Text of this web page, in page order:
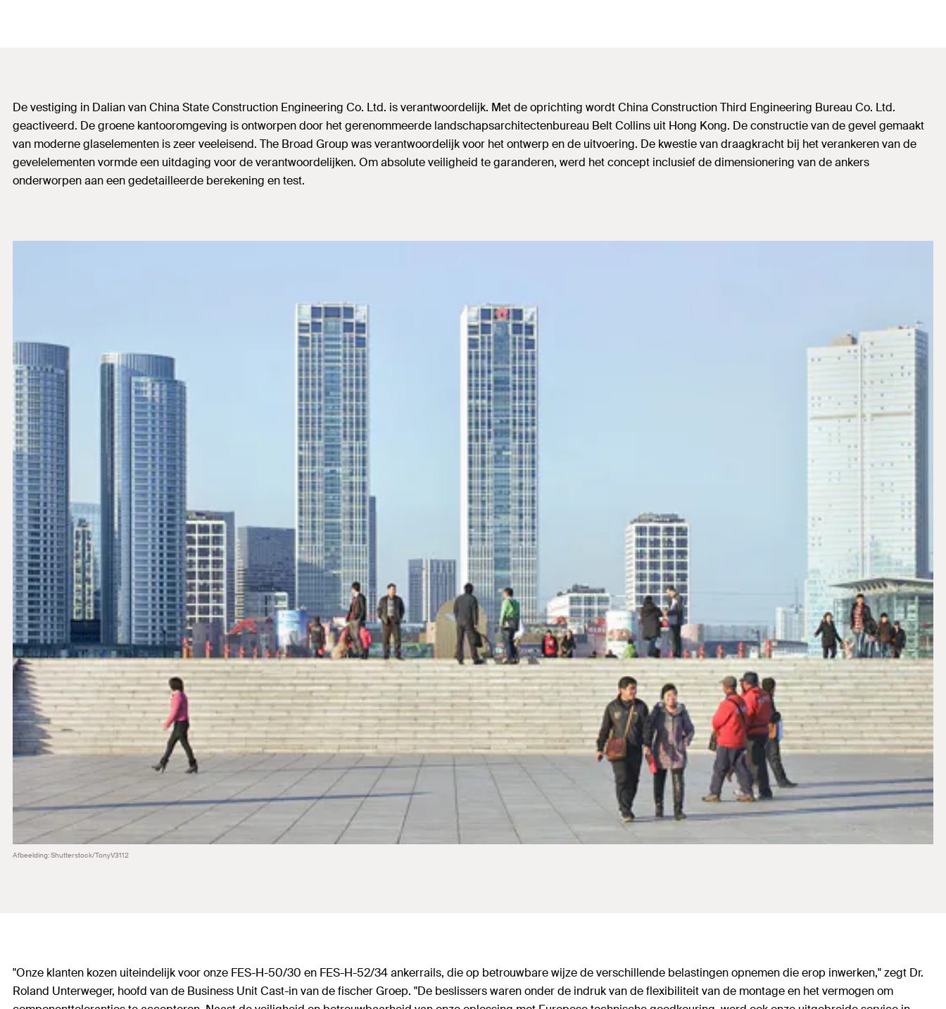
De vestiging in Dalian van China State Construction Engineering Co. Ltd. is verantwoordelijk. Met de oprichting wordt China Construction Third Engineering Bureau Co. Ltd.
geactiveerd. De groene kantooromgeving is ontworpen door het gerenommeerde landschapsarchitectenbureau Belt Collins uit Hong Kong. De constructie van de gevel gemaakt
van moderne glaselementen is zeer veeleisend. The Broad Group was verantwoordelijk voor het ontwerp en de uitvoering. De kwestie van draagkracht bij het verankeren van de
gevelelementen vormde een uitdaging voor de verantwoordelijken. Om absolute veiligheid te garanderen, werd het concept inclusief de dimensionering van de ankers
onderworpen aan een gedetailleerde berekening en test.
Afbeelding: Shutterstock/TonyV3112
"Onze klanten kozen uiteindelijk voor onze FES-H-50/30 en FES-H-52/34 ankerrails, die op betrouwbare wijze de verschillende belastingen opnemen die erop inwerken," zegt Dr.
Roland Unterweger, hoofd van de Business Unit Cast-in van de fischer Groep. "De beslissers waren onder de indruk van de flexibiliteit van de montage en het vermogen om